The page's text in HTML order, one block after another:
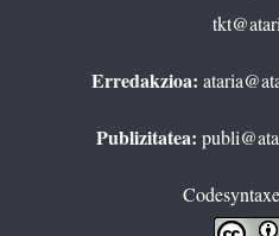
Erredakzioa:
Publizitatea: